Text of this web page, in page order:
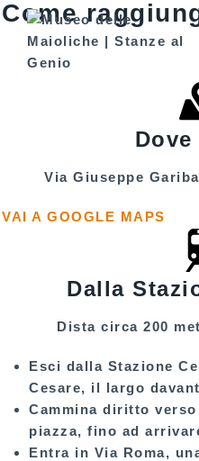
Come
Via Giuseppe
VAI A GOOGLE MAPS
Dalla
Dista circa 200
Esci dalla Stazione
Cesare, il largo
Cammina diritto
piazza, fino ad
Entra in Via Roma,